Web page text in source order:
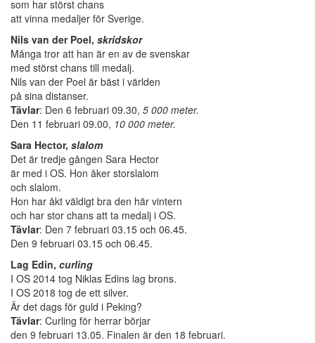
som har störst chans
att vinna medaljer för Sverige.
Nils van der Poel, skridskor
Många tror att han är en av de svenskar
med störst chans till medalj.
Nils van der Poel är bäst i världen
på sina distanser.
Tävlar: Den 6 februari 09.30, 5 000 meter.
Den 11 februari 09.00, 10 000 meter.
Sara Hector, slalom
Det är tredje gången Sara Hector
är med i OS. Hon åker storslalom
och slalom.
Hon har åkt väldigt bra den här vintern
och har stor chans att ta medalj i OS.
Tävlar: Den 7 februari 03.15 och 06.45.
Den 9 februari 03.15 och 06.45.
Lag Edin, curling
I OS 2014 tog Niklas Edins lag brons.
I OS 2018 tog de ett silver.
Är det dags för guld i Peking?
Tävlar: Curling för herrar börjar
den 9 februari 13.05. Finalen är den 18 februari.